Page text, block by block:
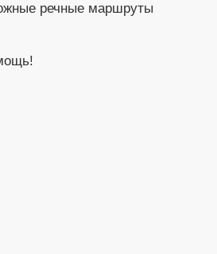
речные маршруты